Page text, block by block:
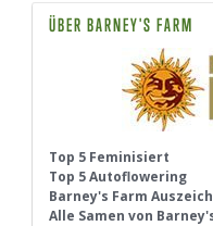
ÜBER BARNEY'S FARM
Top 5 Feminisiert
Top 5 Autoflowering
Barney's Farm
Alle Samen von